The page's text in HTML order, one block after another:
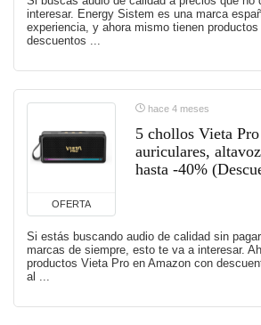
interesar. Energy Sistem es una marca
experiencia, y ahora mismo tienen
descuentos ...
OFERTA
hace 4 meses
5 chollos Vieta
auriculares,
hasta -40%
Si estás buscando audio de calidad sin
marcas de siempre, esto te va a interesar.
productos Vieta Pro en Amazon con
al ...